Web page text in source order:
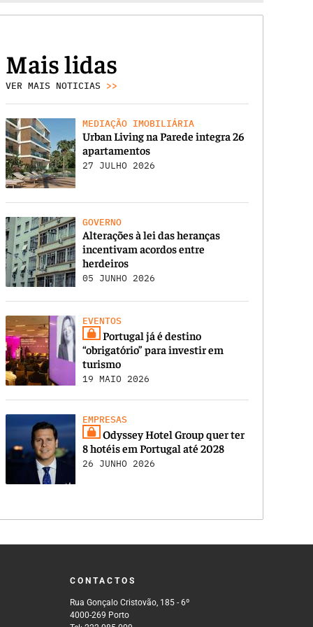
Mais lidas
VER MAIS NOTICIAS >>
MEDIAÇÃO IMOBILIÁRIA
Urban Living na Parede integra 26
apartamentos
27 JULHO 2026
GOVERNO
Alterações à lei das heranças
incentivam acordos entre
herdeiros
05 JUNHO 2026
EVENTOS
Portugal já é destino
“obrigatório” para investir em
turismo
19 MAIO 2026
EMPRESAS
Odyssey Hotel Group quer ter
8 hotéis em Portugal até 2028
26 JUNHO 2026
CONTACTOS
Rua Gonçalo Cristovão, 185 - 6º
4000-269 Porto